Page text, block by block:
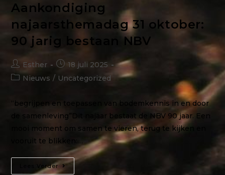
Aankondiging
najaarsthemadag 31 oktober:
90 jarig bestaan NBV
Esther
18 juli 2025
Nieuws / Uncategorized
“begrijpen en toepassen van bodemkennis in en door
de samenleving”Dit najaar bestaat de NBV 90 jaar. Een
mooi moment om samen te vieren, terug te kijken en
vooruit te blikken:…
Lees Verder